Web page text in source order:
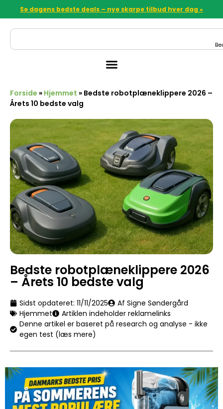
Se dagens bedste deals – nye skarpe tilbud hver dag »
Forside » Hjemmet » Bedste robotplæneklippere 2026 –
Årets 10 bedste valg
Bedste robotplæneklippere 2026
– Årets 10 bedste valg
Sidst opdateret: 11/11/2025
Af Signe Søndergård
Hjemmet
Artiklen indeholder reklamelinks
Denne artikel er baseret på research og analyse - ikke
egen test (læs mere)